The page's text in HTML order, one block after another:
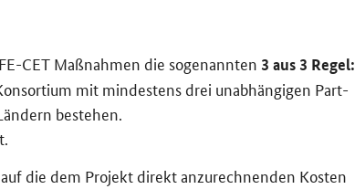
CET Maß­nah­men die so­ge­nann­ten 3 aus 3 Regel:
mit min­des­tens drei un­ab­hän­gi­gen Part­
be­stehen.
auf die dem Pro­jekt di­rekt an­zu­rech­nen­den Kos­ten